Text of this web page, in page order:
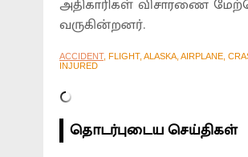
அதிகாரிகள் விசாரணை
வருகின்றனர்.
ACCIDENT, FLIGHT, ALASKA, AIRPLANE,
INJURED
தொடர்புடைய செய்திகள்